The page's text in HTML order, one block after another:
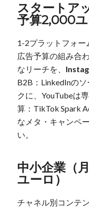
スタートア
予算2,000ユ
1-2プラットフォ
広告予算の組み合
なリーチを、
B2B：LinkedInの
クに、YouTubeは
算：TikTok Spark
なメタ・キャンペ
い。
中小企業（
ユーロ）
チャネル別コンテ